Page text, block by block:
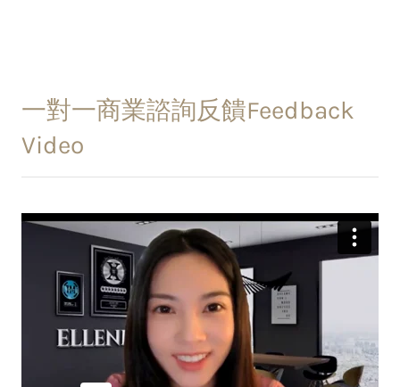
一對一商業諮詢反饋Feedback
Video